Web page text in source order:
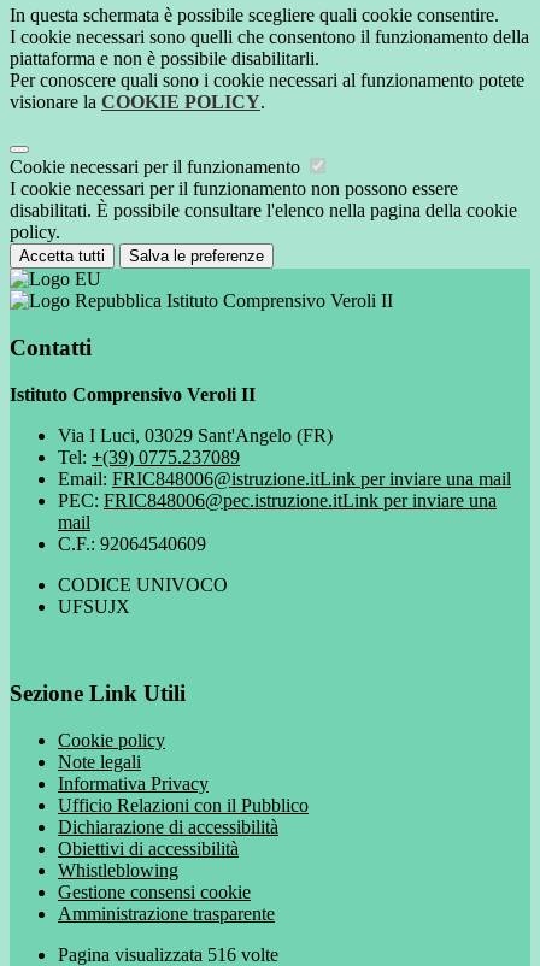
In questa schermata è possibile scegliere quali cookie consentire.
I cookie necessari sono quelli che consentono il funzionamento della
piattaforma e non è possibile disabilitarli.
Per conoscere quali sono i cookie necessari al funzionamento potete
visionare la COOKIE POLICY.
Cookie necessari per il funzionamento
I cookie necessari per il funzionamento non possono essere
disabilitati. È possibile consultare l'elenco nella pagina della cookie
policy.
Accetta tutti Salva le preferenze
Istituto Comprensivo Veroli II
Contatti
Istituto Comprensivo Veroli II
Via I Luci, 03029 Sant'Angelo (FR)
Tel: +(39) 0775.237089
Email: FRIC848006@istruzione.itLink per inviare una mail
PEC: FRIC848006@pec.istruzione.itLink per inviare una
mail
C.F.: 92064540609
CODICE UNIVOCO
UFSUJX
Sezione Link Utili
Cookie policy
Note legali
Informativa Privacy
Ufficio Relazioni con il Pubblico
Dichiarazione di accessibilità
Obiettivi di accessibilità
Whistleblowing
Gestione consensi cookie
Amministrazione trasparente
Pagina visualizzata 516 volte